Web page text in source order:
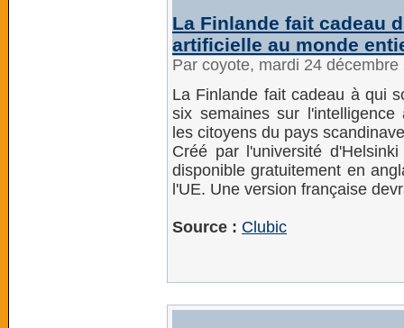
La Finlande fait cadeau
artificielle au monde
Par coyote, mardi 24
La Finlande fait cadeau à qui
six semaines sur l'intelligence
les citoyens du pays
Créé par l'université
disponible gratuitement en
l'UE. Une version française
Source : Clubic